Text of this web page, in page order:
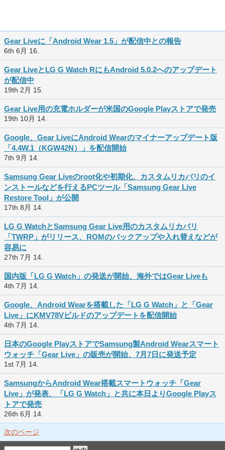
Gear Liveに「Android Wear 1.5」が配信中との報告
6th 6月 16.
Gear LiveとLG G Watch RにもAndroid 5.0.2へのアップデート
が配信中
19th 2月 15.
Gear Live用の充電ホルダーが米国のGoogle Playストアで発売
19th 10月 14.
Google、Gear LiveにAndroid Wearのマイナーアップデート版
「4.4W.1（KGW42N）」を配信開始
7th 9月 14.
Samsung Gear Liveのroot化や初期化、カスタムリカバリのイ
ンストールなどを行えるPCツール「Samsung Gear Live
Restore Tool」が公開
17th 8月 14.
LG G WatchとSamsung Gear Live用のカスタムリカバリ
「TWRP」がリリース、ROMのバックアップや入れ替えなどが
容易に
27th 7月 14.
国内版「LG G Watch」の発送が開始、海外ではGear Liveも
4th 7月 14.
Google、Android Wearを搭載した「LG G Watch」と「Gear
Live」にKMV78Vビルドのアップデートを配信開始
4th 7月 14.
日本のGoogle PlayストアでSamsung製Android Wearスマート
ウォッチ「Gear Live」の販売が開始、7月7日に発送予定
1st 7月 14.
SamsungからAndroid Wear搭載スマートウォッチ「Gear
Live」が発表、「LG G Watch」と共に本日よりGoogle Playス
トアで発売
26th 6月 14.
次のページ